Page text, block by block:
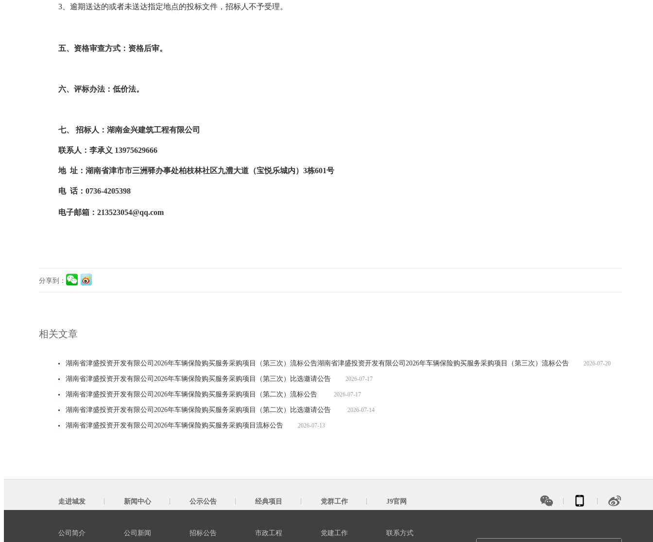
3、逾期送达的或者未送达指定地点的投标文件，招标人不予受理。
五、 资格审查方式：资格后审。
六、 评标办法：低价法。
七、 招标人：湖南金兴建筑工程有限公司
联系人： 李承义 13975629666
地 址：湖南省津市市三洲驿办事处柏枝林社区九澧大道（宝悦乐城内） 3栋601号
电 话： 0736-4205398
电子邮箱： 213523054@qq.com
分享到：
相关文章
湖南省津盛投资开发有限公司2026年车辆保险购买服务采购项目（第三次）流标公告湖南省津盛投资开发有限公司2026年车辆保险购买服务采购项目（第三次）流标公告 2026-07-20
湖南省津盛投资开发有限公司2026年车辆保险购买服务采购项目（第三次）比选邀请公告 2026-07-17
湖南省津盛投资开发有限公司2026年车辆保险购买服务采购项目（第二次）流标公告 2026-07-17
湖南省津盛投资开发有限公司2026年车辆保险购买服务采购项目（第二次）比选邀请公告 2026-07-14
湖南省津盛投资开发有限公司2026年车辆保险购买服务采购项目流标公告 2026-07-13
走进城发
公司简介
新闻中心
公司新闻
公示公告
招标公告
经典项目
市政工程
党群工作
党建工作
J9官网
联系方式